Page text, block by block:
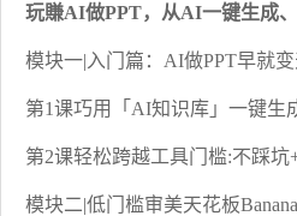
玩賺AI做PPT，从AI一键生成
模块一|入门篇：AI做PPT早就变
第1课巧用「AI知识库」一键生
第2课轻松跨越工具门槛:不踩坑
模块二|低门槛审美天花板